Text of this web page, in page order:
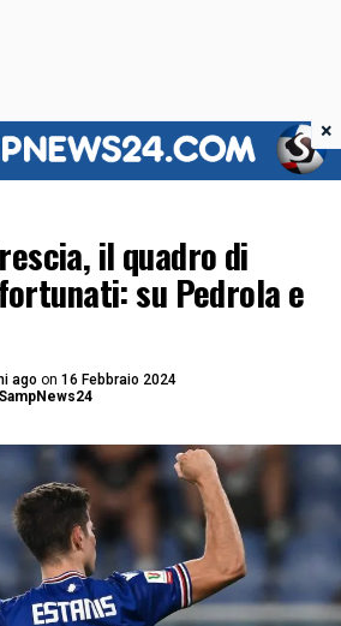
il quadro di
su Pedrola e
ago on 16 Febbraio 2024
×